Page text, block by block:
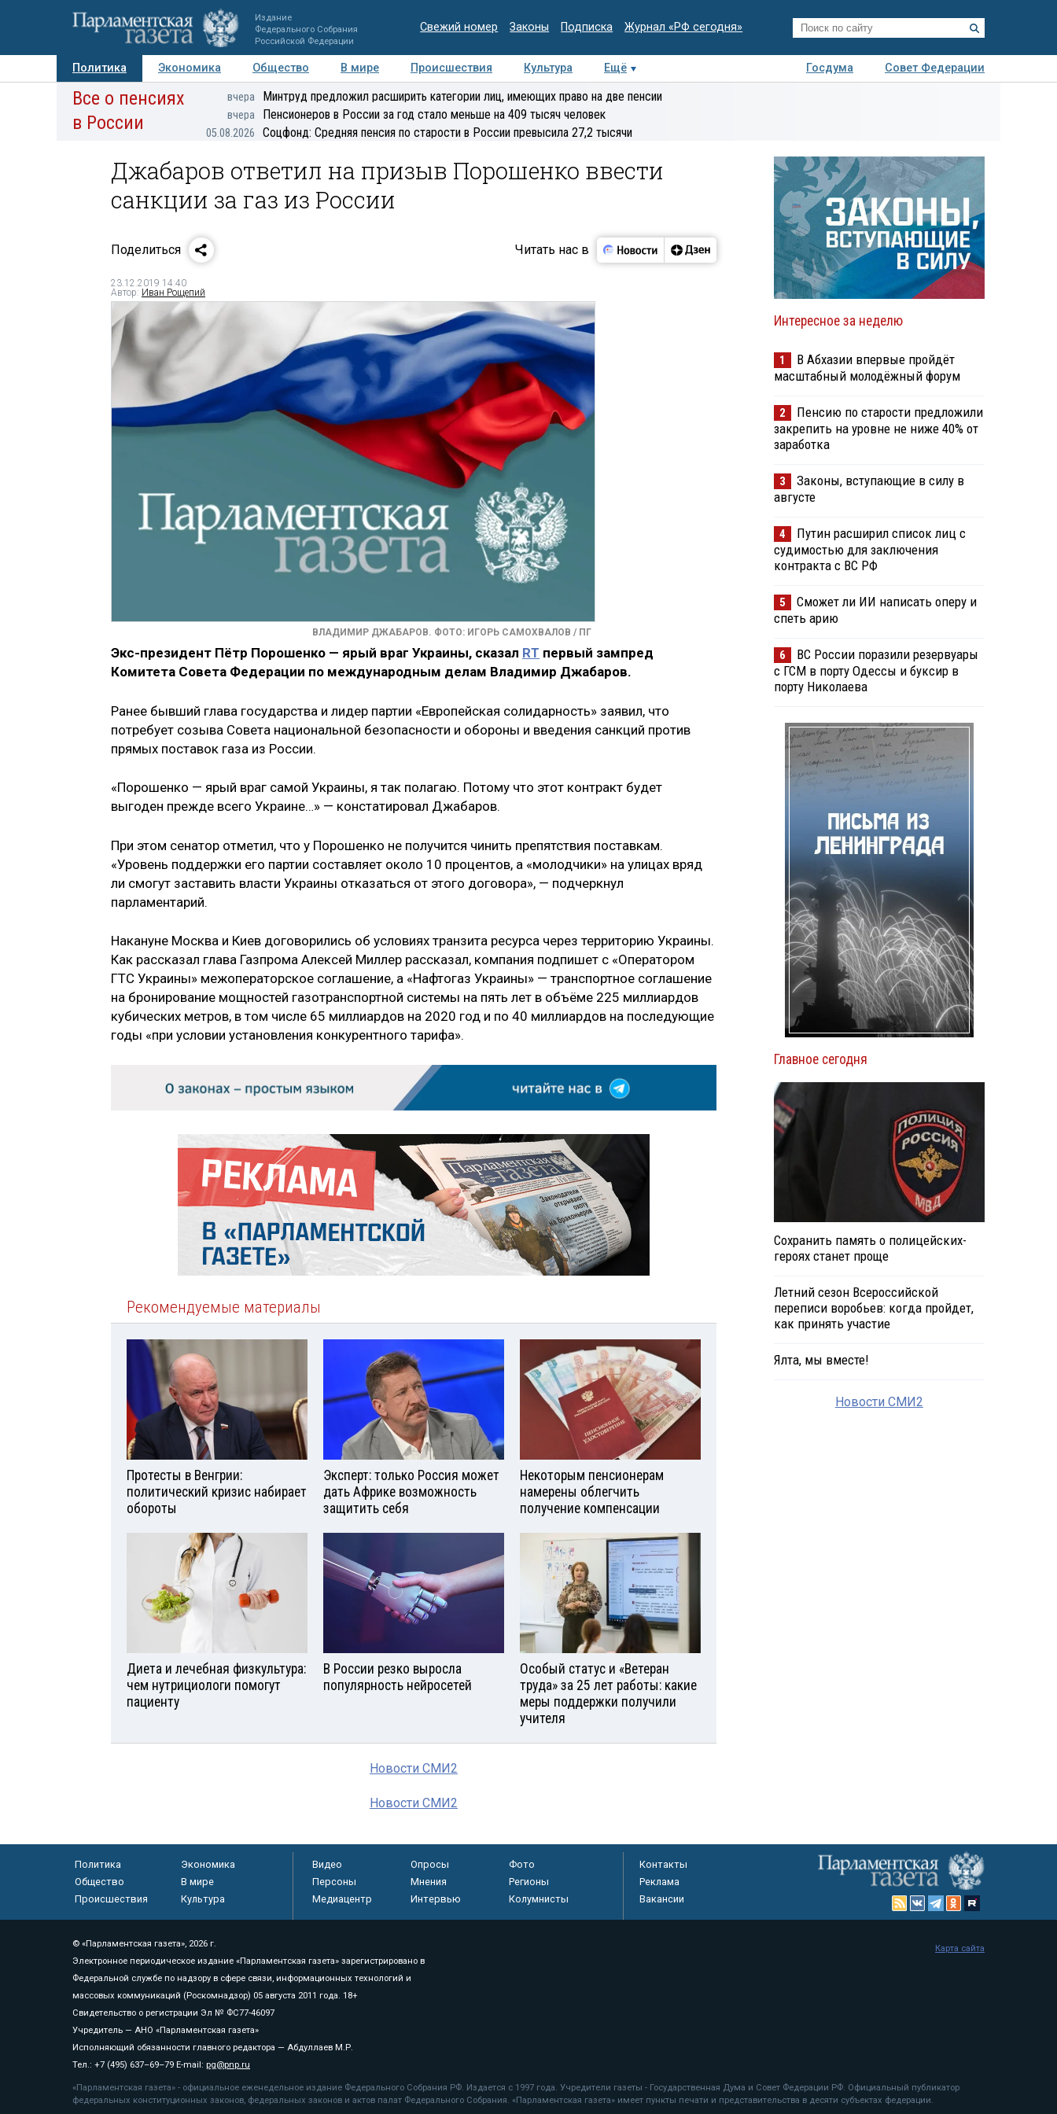
Издание
Федерального Собрания
Российской Федерации
Свежий номер Законы Подписка Журнал «РФ сегодня»
Политика Экономика Общество В мире Происшествия Культура Ещё Госдума
Совет Федерации
Авторы Персоны Мнения Регионы Медиацентр Интервью Колумнисты
Деловая
Все о пенсиях
в России
вчера Минтруд предложил расширить категории лиц, имеющих право на две пенсии
вчера Пенсионеров в России за год стало меньше на 409 тысяч человек
05.08.2026 Соцфонд: Средняя пенсия по старости в России превысила 27,2 тысячи
Джабаров ответил на призыв Порошенко ввести
санкции за газ из России
Поделиться Читать нас в
23.12.2019 14:40
Автор: Иван Рощепий
ВЛАДИМИР ДЖАБАРОВ. ФОТО: ИГОРЬ САМОХВАЛОВ / ПГ
Экс-президент Пётр Порошенко — ярый враг Украины, сказал RT первый зампред
Комитета Совета Федерации по международным делам Владимир Джабаров.
Ранее бывший глава государства и лидер партии «Европейская солидарность» заявил, что
потребует созыва Совета национальной безопасности и обороны и введения санкций против
прямых поставок газа из России.
«Порошенко — ярый враг самой Украины, я так полагаю. Потому что этот контракт будет
выгоден прежде всего Украине…» — констатировал Джабаров.
При этом сенатор отметил, что у Порошенко не получится чинить препятствия поставкам.
«Уровень поддержки его партии составляет около 10 процентов, а «молодчики» на улицах вряд
ли смогут заставить власти Украины отказаться от этого договора», — подчеркнул
парламентарий.
Накануне Москва и Киев договорились об условиях транзита ресурса через территорию Украины.
Как рассказал глава Газпрома Алексей Миллер рассказал, компания подпишет с «Оператором
ГТС Украины» межоператорское соглашение, а «Нафтогаз Украины» — транспортное соглашение
на бронирование мощностей газотранспортной системы на пять лет в объёме 225 миллиардов
кубических метров, в том числе 65 миллиардов на 2020 год и по 40 миллиардов на последующие
годы «при условии установления конкурентного тарифа».
Рекомендуемые материалы
Протесты в Венгрии:
политический кризис набирает
обороты
Эксперт: только Россия может
дать Африке возможность
защитить себя
Некоторым пенсионерам
намерены облегчить
получение компенсации
Диета и лечебная физкультура:
чем нутрициологи помогут
пациенту
В России резко выросла
популярность нейросетей
Особый статус и «Ветеран
труда» за 25 лет работы: какие
меры поддержки получили
учителя
Новости СМИ2
Новости СМИ2
Интересное за неделю
1
В Абхазии впервые пройдёт
масштабный молодёжный форум
2
Пенсию по старости предложили
закрепить на уровне не ниже 40% от
заработка
3
Законы, вступающие в силу в
августе
4
Путин расширил список лиц с
судимостью для заключения
контракта с ВС РФ
5
Сможет ли ИИ написать оперу и
спеть арию
6
ВС России поразили резервуары
с ГСМ в порту Одессы и буксир в
порту Николаева
Главное сегодня
Сохранить память о полицейских-
героях станет проще
Летний сезон Всероссийской
переписи воробьев: когда пройдет,
как принять участие
Ялта, мы вместе!
Новости СМИ2
Политика
Экономика
Общество
В мире
Происшествия
Культура
Видео Опросы
Фото
Персоны
Мнения
Регионы
Медиацентр
Интервью Колумнисты
Контакты
Реклама
Вакансии
© «Парламентская газета», 2026 г.
Электронное периодическое издание «Парламентская газета» зарегистрировано в
Федеральной службе по надзору в сфере связи, информационных технологий и
массовых коммуникаций (Роскомнадзор) 05 августа 2011 года. 18+
Свидетельство о регистрации Эл № ФС77-46097
Учредитель — АНО «Парламентская газета»
Исполняющий обязанности главного редактора — Абдуллаев М.Р.
Тел.: +7 (495) 637–69–79 E-mail: pg@pnp.ru
«Парламентская газета» - официальное еженедельное издание Федерального Собрания РФ. Издается с 1997 года. Учредители газеты - Государственная Дума и Совет Федерации РФ. Официальный публикатор
федеральных конституционных законов, федеральных законов и актов палат Федерального Собрания. «Парламентская газета» имеет пункты печати и представительства в десяти субъектах федерации.
Карта сайта